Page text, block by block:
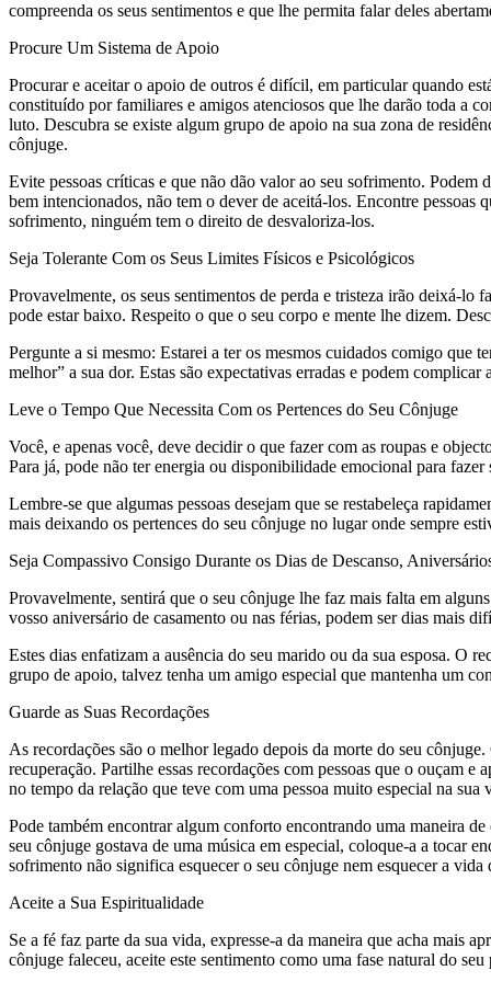
compreenda os seus sentimentos e que lhe permita falar deles
Procure Um Sistema de Apoio
Procurar e aceitar o apoio de outros é difícil, em particular quando
constituído por familiares e amigos atenciosos que lhe darão toda a
luto. Descubra se existe algum grupo de apoio na sua zona de
cônjuge.
Evite pessoas críticas e que não dão valor ao seu sofrimento. Podem
bem intencionados, não tem o dever de aceitá-los. Encontre pessoas
sofrimento, ninguém tem o direito de desvaloriza-los.
Seja Tolerante Com os Seus Limites Físicos e Psicológicos
Provavelmente, os seus sentimentos de perda e tristeza irão deixá-lo
pode estar baixo. Respeito o que o seu corpo e mente lhe dizem.
Pergunte a si mesmo: Estarei a ter os mesmos cuidados comigo que
melhor” a sua dor. Estas são expectativas erradas e podem
Leve o Tempo Que Necessita Com os Pertences do Seu Cônjuge
Você, e apenas você, deve decidir o que fazer com as roupas e
Para já, pode não ter energia ou disponibilidade emocional para fazer
Lembre-se que algumas pessoas desejam que se restabeleça
mais deixando os pertences do seu cônjuge no lugar onde sempre
Seja Compassivo Consigo Durante os Dias de Descanso,
Provavelmente, sentirá que o seu cônjuge lhe faz mais falta em
vosso aniversário de casamento ou nas férias, podem ser dias mais
Estes dias enfatizam a ausência do seu marido ou da sua esposa. O
grupo de apoio, talvez tenha um amigo especial que mantenha um
Guarde as Suas Recordações
As recordações são o melhor legado depois da morte do seu
recuperação. Partilhe essas recordações com pessoas que o ouçam
no tempo da relação que teve com uma pessoa muito especial na sua
Pode também encontrar algum conforto encontrando uma maneira
seu cônjuge gostava de uma música em especial, coloque-a a tocar
sofrimento não significa esquecer o seu cônjuge nem esquecer a
Aceite a Sua Espiritualidade
Se a fé faz parte da sua vida, expresse-a da maneira que acha mais
cônjuge faleceu, aceite este sentimento como uma fase natural do